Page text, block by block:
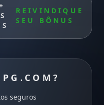
REIVINDIQUE
SEU BÔNUS
seguros